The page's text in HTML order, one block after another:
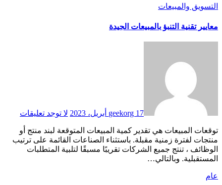
التسويق والمبيعات
معايير تقنية التنبؤ بالمبيعات الجيدة
geekorg 17 أبريل، 2023 لا توجد تعليقات
توقعات المبيعات هي تقدير كمية المبيعات المتوقعة لبند منتج أو
منتجات لفترة زمنية مقبلة. باستثناء الصناعات القائمة على ترتيب
الوظائف ، تنتج جميع الشركات تقريبًا مسبقًا لتلبية المتطلبات
المستقبلية. وبالتالي…
عام